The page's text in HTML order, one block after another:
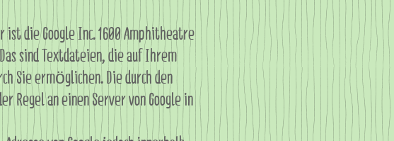
ist die Google Inc. 1600 Amphitheatre
Das sind Textdateien, die auf Ihrem
Sie ermöglichen. Die durch den
Regel an einen Server von Google in